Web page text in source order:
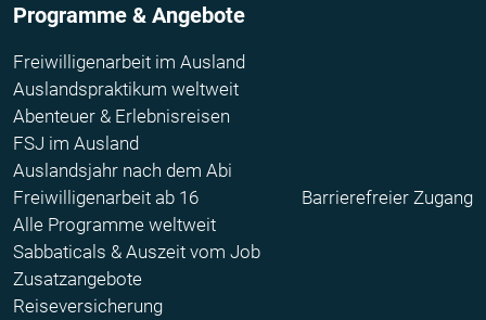
Programme & Angebote
Freiwilligenarbeit im Ausland
Auslandspraktikum weltweit
Abenteuer & Erlebnisreisen
FSJ im Ausland
Auslandsjahr nach dem Abi
Freiwilligenarbeit ab 16
Alle Programme weltweit
Sabbaticals & Auszeit vom Job
Zusatzangebote
Reiseversicherung
Barrierefreier Zugang